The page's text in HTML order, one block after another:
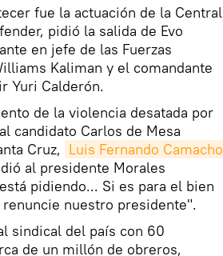
fue la actuación de la Central
pidió la salida de Evo
en jefe de las Fuerzas
Kaliman y el comandante
Yuri Calderón.
de la violencia desatada por
candidato Carlos de Mesa
Cruz, Luis Fernando Camacho
al presidente Morales
pidiendo... Si es para el bien
nuestro presidente".
sindical del país con 60
de un millón de obreros,